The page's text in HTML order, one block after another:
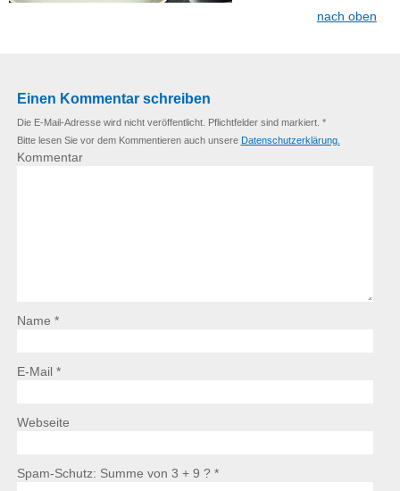
nach oben
Einen Kommentar schreiben
Die E-Mail-Adresse wird nicht veröffentlicht. Pflichtfelder sind markiert. *
Bitte lesen Sie vor dem Kommentieren auch unsere Datenschutzerklärung.
Kommentar
Name *
E-Mail *
Webseite
Spam-Schutz: Summe von 3 + 9 ? *